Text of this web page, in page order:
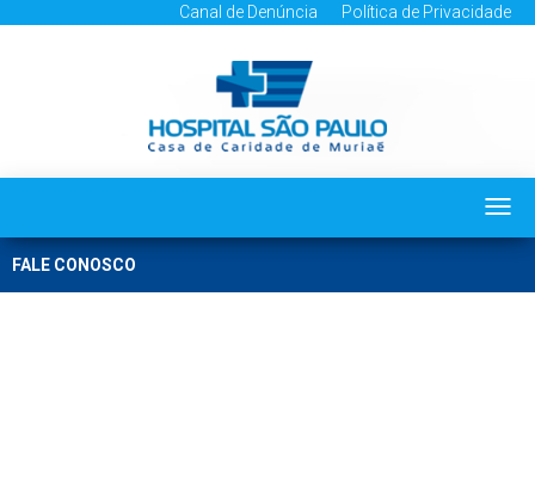
Canal de Denúncia Política de Privacidade
FALE CONOSCO